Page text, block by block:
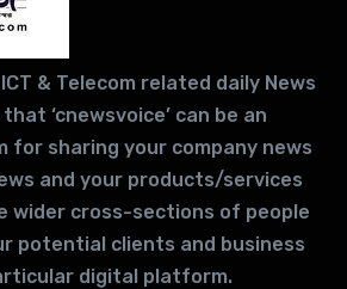
& Telecom related daily News
‘cnewsvoice’ can be an
for sharing your company news
and your products/services
wider cross-sections of people
potential clients and business
digital platform.